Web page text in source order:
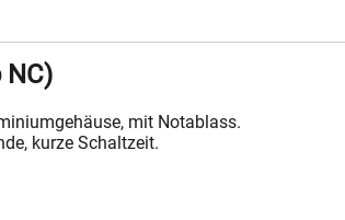
NC)
mit Notablass.
kurze Schaltzeit.